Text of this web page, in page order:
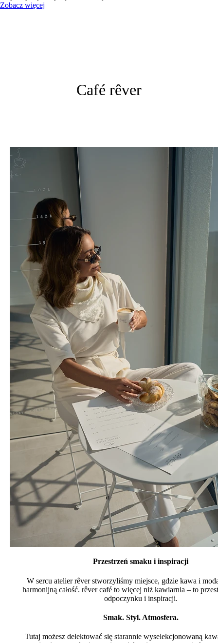
Zobacz więcej
Café rêver
Przestrzeń smaku i inspiracji
W sercu atelier rêver stworzyliśmy miejsce, gdzie kawa i
harmonijną całość. rêver café to więcej niż kawiarnia – to
odpoczynku i inspiracji.
Smak. Styl. Atmosfera.
Tutaj możesz delektować się starannie wyselekcjonowaną